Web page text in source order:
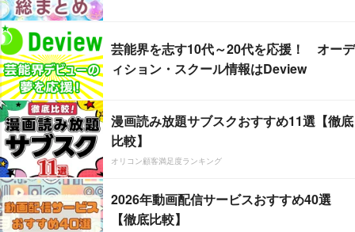
芸能界を志す10代～20代を応援！ オーデ
ィション・スクール情報はDeview
漫画読み放題サブスクおすすめ11選【徹底
比較】
オリコン顧客満足度ランキング
2026年動画配信サービスおすすめ40選
【徹底比較】